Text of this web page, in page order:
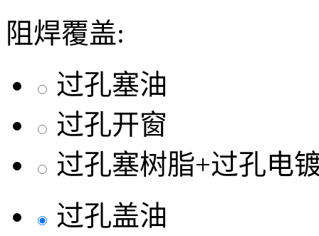
阻焊覆盖:
过孔塞油
过孔开窗
过孔塞树脂+过孔电
过孔盖油